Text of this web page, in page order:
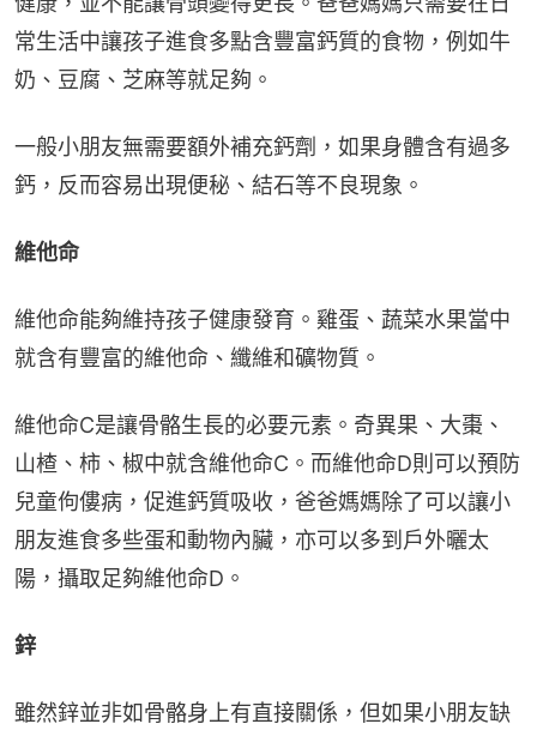
常生活中讓孩子進食多點含豐富鈣質的食物，例如牛
奶、豆腐、芝麻等就足夠。
一般小朋友無需要額外補充鈣劑，如果身體含有過多
鈣，反而容易出現便秘、結石等不良現象。
維他命
維他命能夠維持孩子健康發育。雞蛋、蔬菜水果當中
就含有豐富的維他命、纖維和礦物質。
維他命C是讓骨骼生長的必要元素。奇異果、大棗、
山楂、柿、椒中就含維他命C。而維他命D則可以預防
兒童佝僂病，促進鈣質吸收，爸爸媽媽除了可以讓小
朋友進食多些蛋和動物內臟，亦可以多到戶外曬太
陽，攝取足夠維他命D。
鋅
雖然鋅並非如骨骼身上有直接關係，但如果小朋友缺